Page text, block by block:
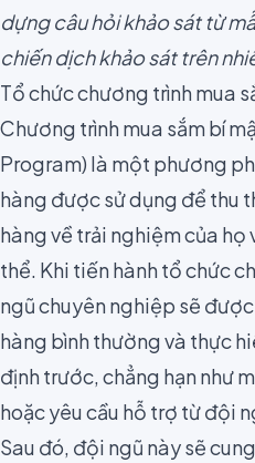
dựng câu hỏi khảo sát từ
chiến dịch khảo sát trên
Tổ chức chương trình mua
Chương trình mua sắm bí
Program) là một phương
hàng được sử dụng để thu
hàng về trải nghiệm của
thể. Khi tiến hành tổ chức
ngũ chuyên nghiệp sẽ
hàng bình thường và thực
định trước, chẳng hạn như
hoặc yêu cầu hỗ trợ từ đội
Sau đó, đội ngũ này sẽ